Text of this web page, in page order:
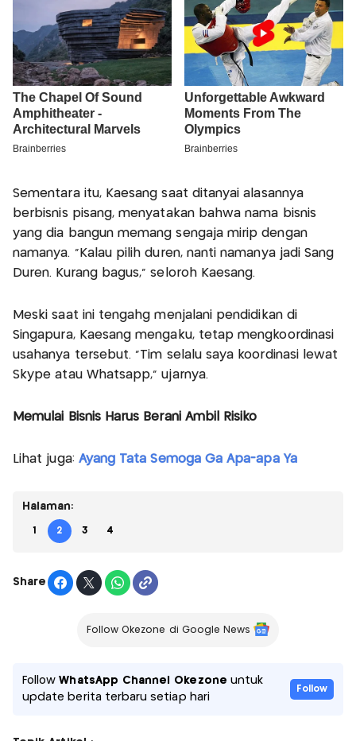
Sementara itu, Kaesang saat ditanyai alasannya
berbisnis pisang, menyatakan bahwa nama bisnis
yang dia bangun memang sengaja mirip dengan
namanya. "Kalau pilih duren, nanti namanya jadi Sang
Duren. Kurang bagus," seloroh Kaesang.
Meski saat ini tengahg menjalani pendidikan di
Singapura, Kaesang mengaku, tetap mengkoordinasi
usahanya tersebut. "Tim selalu saya koordinasi lewat
Skype atau Whatsapp," ujarnya.
Memulai Bisnis Harus Berani Ambil Risiko
Lihat juga: Ayang Tata Semoga Ga Apa-apa Ya
Halaman:
1 2 3 4
Share
Follow Okezone di Google News
FollowWhatsApp Channel Okezone untuk
update berita terbaru setiap hari
Follow